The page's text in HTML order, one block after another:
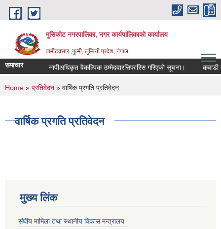
Skip to main content
मुसिकोट नगरपालिका, नगर कार्यपालिकाकाे कार्यालय
वामीटक्सार ,गुल्मी, लुम्बिनी प्रदेश, नेपाल
समाचार नापीअधिकृत वैकल्पिक उम्मेदवारसिफारिस गरिएको सूचना। कवाडी
You are here
Home » प्रतिवेदन » वार्षिक प्रगति प्रतिवेदन
वार्षिक प्रगति प्रतिवेदन
मुख्य लिंक
संघीय मामिला तथा स्थानीय विकास मन्त्रालय